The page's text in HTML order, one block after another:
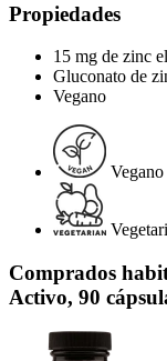
Propiedades
15 mg de zinc
Gluconato de
Vegano
Vegano
Comprados
Activo, 90